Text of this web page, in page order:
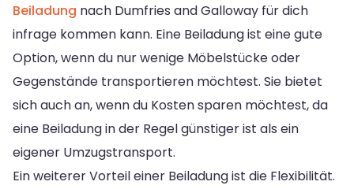
Beiladung nach Dumfries and Galloway für dich
infrage kommen kann. Eine Beiladung ist eine gute
Option, wenn du nur wenige Möbelstücke oder
Gegenstände transportieren möchtest. Sie bietet
sich auch an, wenn du Kosten sparen möchtest, da
eine Beiladung in der Regel günstiger ist als ein
eigener Umzugstransport.
Ein weiterer Vorteil einer Beiladung ist die Flexibilität.